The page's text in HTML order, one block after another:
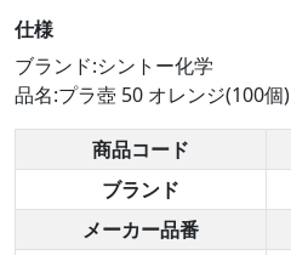
仕様
ブランド:シントー化学
品名:プラ壺 50 オレンジ(100個)
商品コード
ブランド
メーカー品番